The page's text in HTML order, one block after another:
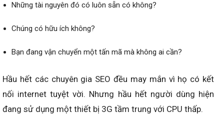
Những tài nguyên đó có luôn sẵn có không?
Chúng có hữu ích không?
Bạn đang vận chuyển một tấn mã mà không ai cần?
Hầu hết các chuyên gia SEO đều may mắn vì họ có kết
nối internet tuyệt vời. Nhưng hầu hết người dùng hiện
đang sử dụng một thiết bị 3G tầm trung với CPU thấp.